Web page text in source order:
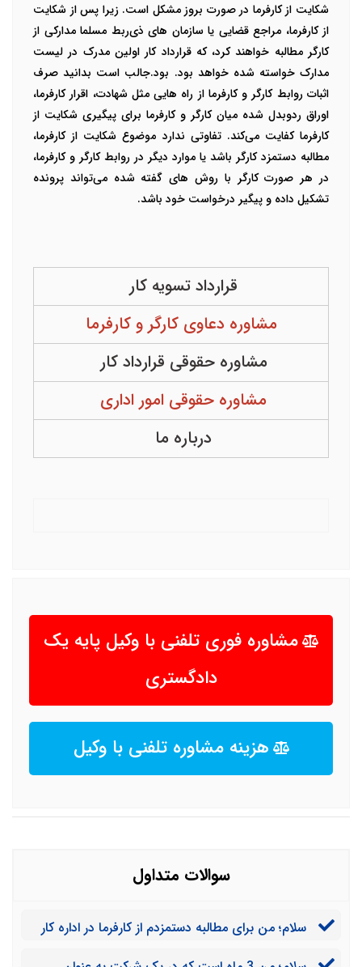
شکایت از کارفرما در صورت بروز مشکل است. زیرا پس از شکایت
از کارفرما، مراجع قضایی یا سازمان های ذی‌ربط مسلما مدارکی از
کارگر مطالبه خواهند کرد، که قرارداد کار اولین مدرک در لیست
مدارک خواسته شده خواهد بود. بود.جالب است بدانید صرف
اثبات روابط کارگر و کارفرما از راه هایی مثل شهادت، اقرار کارفرما،
اوراق ردوبدل شده میان کارگر و کارفرما برای پیگیری شکایت از
کارفرما کفایت می‌کند. تفاوتی ندارد موضوع شکایت از کارفرما،
مطالبه دستمزد کارگر باشد یا موارد دیگر در روابط کارگر و کارفرما،
در هر صورت کارگر با روش های گفته شده می‌تواند پرونده
تشکیل داده و پیگیر درخواست خود باشد.
قرارداد تسویه کار
مشاوره دعاوی کارگر و کارفرما
مشاوره حقوقی قرارداد کار
مشاوره حقوقی امور اداری
درباره ما
مشاوره فوری تلفنی با وکیل پایه یک
دادگستری
هزینه مشاوره تلفنی با وکیل
سوالات متداول
سلام؛ من برای مطالبه دستمزدم از کارفرما در اداره کار